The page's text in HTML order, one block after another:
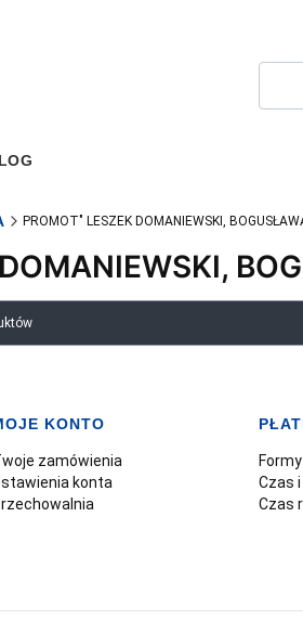
PROMOT" LESZEK DOMANIEWSKI,
KONTO
zamówienia
konta
Czas
Czas